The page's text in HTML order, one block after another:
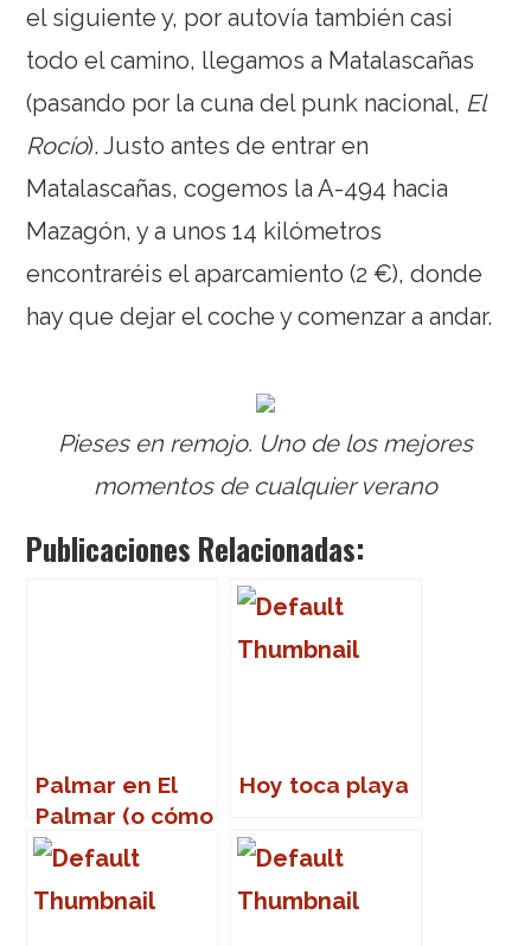
el siguiente y, por autovía también casi
todo el camino, llegamos a Matalascañas
(pasando por la cuna del punk nacional, El
Rocío). Justo antes de entrar en
Matalascañas, cogemos la A-494 hacia
Mazagón, y a unos 14 kilómetros
encontraréis el aparcamiento (2 €), donde
hay que dejar el coche y comenzar a andar.
Pieses en remojo. Uno de los mejores
momentos de cualquier verano
Publicaciones Relacionadas:
Palmar en El
Palmar (o cómo
volver a la
Hoy toca playa